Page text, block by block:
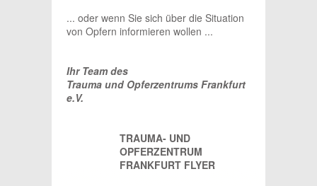
... oder wenn Sie sich über die Situation
von Opfern informieren wollen ...
Ihr Team des
Trauma und Opferzentrums Frankfurt
e.V.
TRAUMA- UND
OPFERZENTRUM
FRANKFURT FLYER